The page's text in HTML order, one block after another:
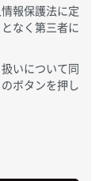
報保護法に定
なく第三者に
いについて同
ボタンを押し